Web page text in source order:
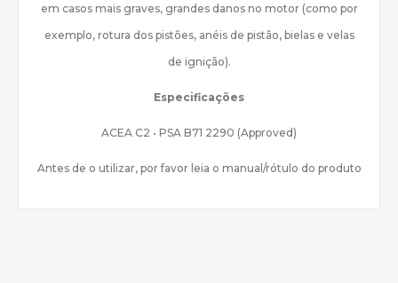
em casos mais graves, grandes danos no motor (como por
exemplo, rotura dos pistões, anéis de pistão, bielas e velas
de ignição).
Especificações
ACEA C2 • PSA B71 2290 (Approved)
Antes de o utilizar, por favor leia o manual/rótulo do produto